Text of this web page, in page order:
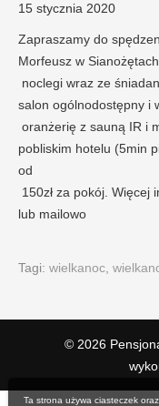
Ta strona używa ciasteczek
15 stycznia 2020
Zapraszamy do
Morfeusz w
noclegi wraz ze
salon ogólnodostępny i
oranżerię z sauną IR i
pobliskim hotelu (5min
od
150zł za pokój.
lub mailowo
Tagi: wielkanoc
© 2026